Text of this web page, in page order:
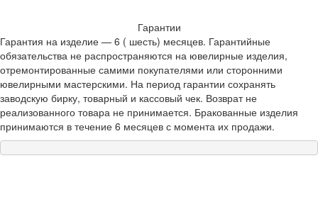
Гарантии
Гарантия на изделие — 6 ( шесть) месяцев. Гарантийные
обязательства не распространяются на ювелирные изделия,
отремонтированные самими покупателями или сторонними
ювелирными мастерскими. На период гарантии сохранять
заводскую бирку, товарный и кассовый чек. Возврат не
реализованного товара не принимается. Бракованные изделия
принимаются в течение 6 месяцев с момента их продажи.